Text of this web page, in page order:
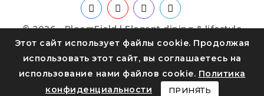
Этот сайт использует файлы cookie. Продолжая
использовать этот сайт, вы соглашаетесь на
использование нами файлов cookie. Политика
конфиденциальности
ПРИНЯТЬ
© 2026 - BloomField | Elegant dining & lifestyle